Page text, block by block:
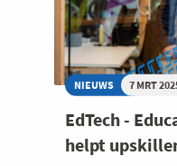
NIEUWS 7 MRT
EdTech -
helpt